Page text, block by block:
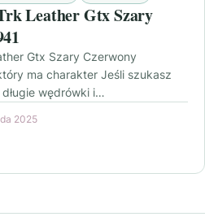
Leather Gtx Szary
Gtx Szary Czerwony
ma charakter Jeśli szukasz
wędrówki i…
2025